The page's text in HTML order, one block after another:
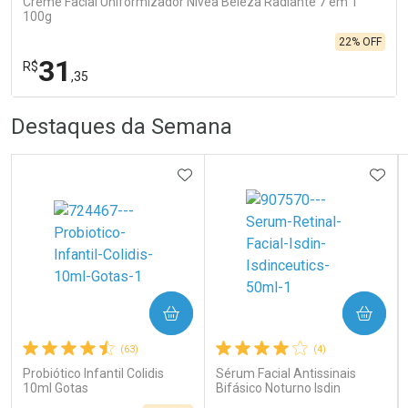
100g
R$31 ,35
22% OFF
Laboratório
Comprar sem Desconto
Por Menos
Comprar sem Desconto
Destaques da Semana
(63)
Probiótico Infantil Colidis
10ml Gotas
ADICIONAR AOS FAVORITOS
COMPRAR
(4)
Sérum Facial Antissinais
Bifásico Noturno Isdin
COMPRAR